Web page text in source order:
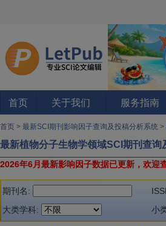
首页 关于我们 服务指南
首页 > 最新SCI期刊影响因子查询及投稿分析系统 >
最新植物分子生物学领域SCI期刊查询
2026年6月最新影响因子数据已更新，欢迎
期刊名:
大类学科:
小